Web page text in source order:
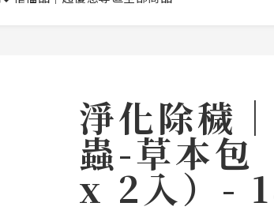
淨化除穢
蟲-草本包
x 2入）-